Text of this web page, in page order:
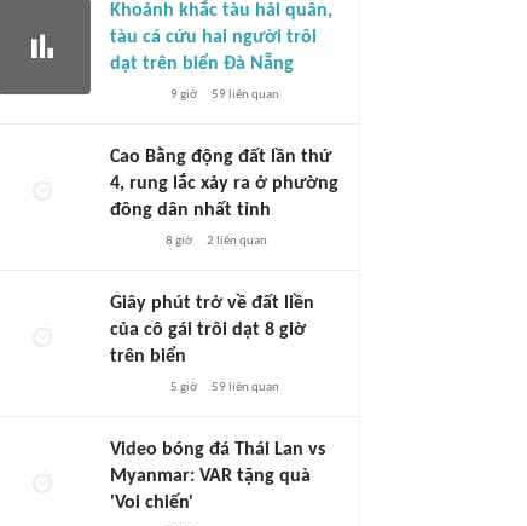
Khoảnh khắc tàu hải quân,
tàu cá cứu hai người trôi
dạt trên biển Đà Nẵng
9 giờ 59 liên quan
Cao Bằng động đất lần thứ
4, rung lắc xảy ra ở phường
đông dân nhất tỉnh
8 giờ 2 liên quan
Giây phút trở về đất liền
của cô gái trôi dạt 8 giờ
trên biển
5 giờ 59 liên quan
Video bóng đá Thái Lan vs
Myanmar: VAR tặng quà
'Voi chiến'